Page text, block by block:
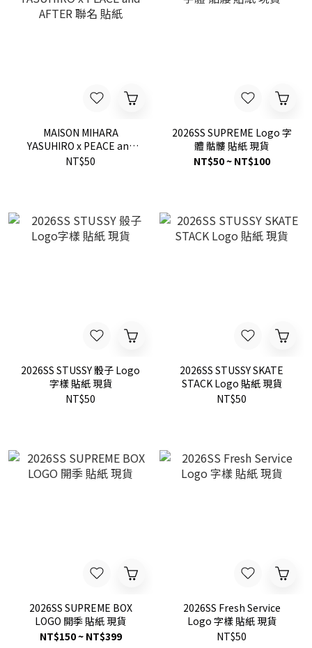
MAISON MIHARA
YASUHIRO x PEACE and
AFTER 聯名 貼紙
NT$50
2026SS SUPREME Logo 字
體 骷髏 貼紙 現貨
NT$50 ~ NT$100
2026SS STUSSY 骰子 Logo
字樣 貼紙 現貨
NT$50
2026SS STUSSY SKATE
STACK Logo 貼紙 現貨
NT$50
2026SS SUPREME BOX
LOGO 開季 貼紙 現貨
NT$150 ~ NT$399
2026SS Fresh Service
Logo 字樣 貼紙 現貨
NT$50